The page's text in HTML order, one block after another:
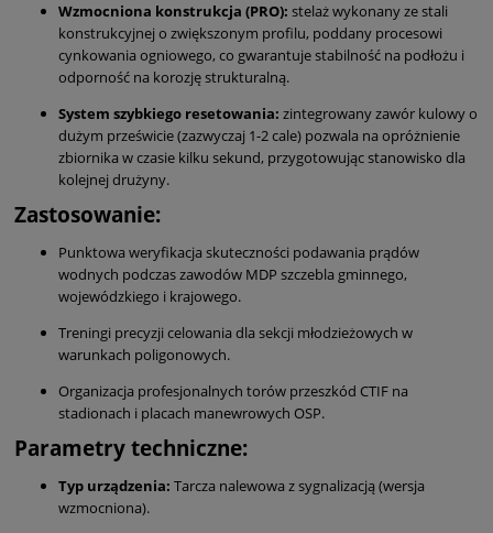
Wzmocniona konstrukcja (PRO): stelaż wykonany ze stali
konstrukcyjnej o zwiększonym profilu, poddany procesowi
cynkowania ogniowego, co gwarantuje stabilność na podłożu i
odporność na korozję strukturalną.
System szybkiego resetowania: zintegrowany zawór kulowy o
dużym prześwicie (zazwyczaj 1-2 cale) pozwala na opróżnienie
zbiornika w czasie kilku sekund, przygotowując stanowisko dla
kolejnej drużyny.
Zastosowanie:
Punktowa weryfikacja skuteczności podawania prądów
wodnych podczas zawodów MDP szczebla gminnego,
wojewódzkiego i krajowego.
Treningi precyzji celowania dla sekcji młodzieżowych w
warunkach poligonowych.
Organizacja profesjonalnych torów przeszkód CTIF na
stadionach i placach manewrowych OSP.
Parametry techniczne:
Typ urządzenia: Tarcza nalewowa z sygnalizacją (wersja
wzmocniona).